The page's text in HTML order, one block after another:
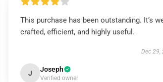
This purchase has been outstanding. It’s
crafted, efficient, and highly useful.
Dec 29,
J Joseph
Verified owner